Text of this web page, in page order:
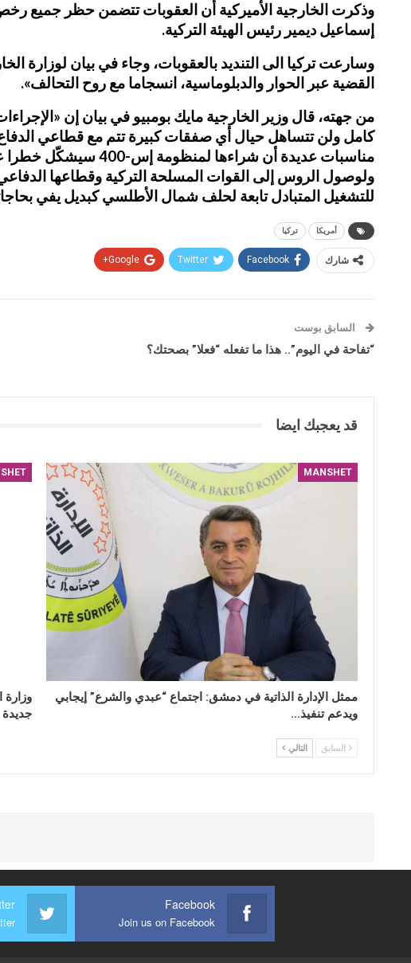
وذكرت الخارجية الأميركية أن العقوبات تتضمن حظر جميع
إسماعيل ديمير رئيس الهيئة التركية.
وسارعت تركيا الى التنديد بالعقوبات، وجاء في بيان لوزارة
القضية عبر الحوار والدبلوماسية، انسجاما مع روح التحالف».
من جهته، قال وزير الخارجية مايك بومبيو في بيان إن
كامل ولن تتساهل حيال أي صفقات كبيرة تتم مع قطاعي
مناسبات عديدة أن
للتشغيل المتبادل تابعة لحلف شمال الأطلسي كبديل يفي
أمريكا تركيا
شارك Facebook
Twitter
Google+
السابق بوست
“تفاحة في اليوم”.. هذا ما تفعله “فعلا” بصحتك؟
قد يعجبك ايضا
MANSHET
ممثل الإدارة الذاتية في دمشق: اجتماع “عبدي والشرع” إيجابي
ويدعم تنفيذ…
جديدة
السابق التالي
Facebook
Join us on Facebook